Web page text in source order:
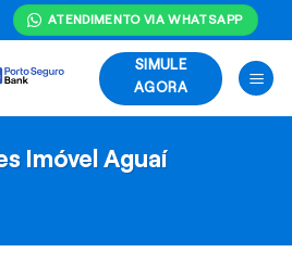
ATENDIMENTO VIA WHATSAPP
SIMULE
AGORA
Imóvel Aguaí